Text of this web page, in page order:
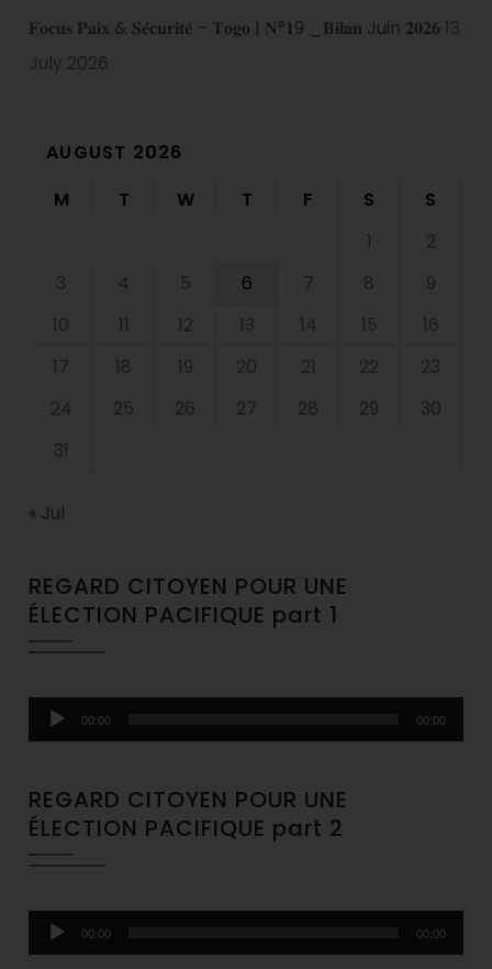
𝐅𝐨𝐜𝐮𝐬 𝐏𝐚𝐢𝐱 & 𝐒𝐞́𝐜𝐮𝐫𝐢𝐭𝐞́ – 𝐓𝐨𝐠𝐨 | 𝐍°𝟏9 _𝐁𝐢𝐥𝐚𝐧 Juin 𝟐𝟎𝟐𝟔 13
July 2026
AUGUST 2026
M
T W T F S
S
1
2
3
4 5 6 7 8
9
10
11 12 13 14 15
16
17
18 19 20 21 22
23
24
25 26 27 28 29
30
31
« Jul
REGARD CITOYEN POUR UNE
ÉLECTION PACIFIQUE part 1
Audio
Player
00:00 00:00
REGARD CITOYEN POUR UNE
ÉLECTION PACIFIQUE part 2
Audio
Player
00:00 00:00